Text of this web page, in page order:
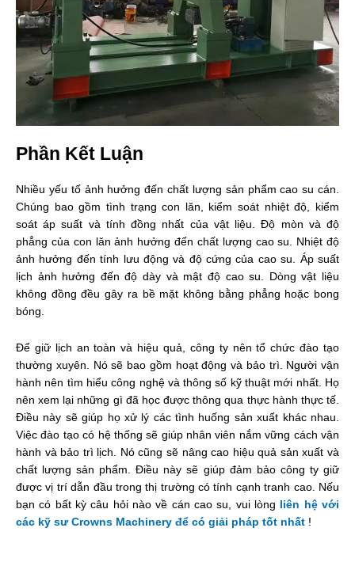
Phần Kết Luận
Nhiều yếu tố ảnh hưởng đến chất lượng sản phẩm cao su cán.
Chúng bao gồm tình trạng con lăn, kiểm soát nhiệt độ, kiểm
soát áp suất và tính đồng nhất của vật liệu. Độ mòn và độ
phẳng của con lăn ảnh hưởng đến chất lượng cao su. Nhiệt độ
ảnh hưởng đến tính lưu động và độ cứng của cao su. Áp suất
lịch ảnh hưởng đến độ dày và mật độ cao su. Dòng vật liệu
không đồng đều gây ra bề mặt không bằng phẳng hoặc bong
bóng.
Để giữ lịch an toàn và hiệu quả, công ty nên tổ chức đào tạo
thường xuyên. Nó sẽ bao gồm hoạt động và bảo trì. Người vận
hành nên tìm hiểu công nghệ và thông số kỹ thuật mới nhất. Họ
nên xem lại những gì đã học được thông qua thực hành thực tế.
Điều này sẽ giúp họ xử lý các tình huống sản xuất khác nhau.
Việc đào tạo có hệ thống sẽ giúp nhân viên nắm vững cách vận
hành và bảo trì lịch. Nó cũng sẽ nâng cao hiệu quả sản xuất và
chất lượng sản phẩm. Điều này sẽ giúp đảm bảo công ty giữ
được vị trí dẫn đầu trong thị trường có tính cạnh tranh cao. Nếu
bạn có bất kỳ câu hỏi nào về cán cao su, vui lòng
liên hệ với
các kỹ sư Crowns Machinery để có giải pháp tốt nhất !